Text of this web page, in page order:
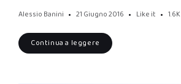
Alessio Banini 21 Giugno 2016 Like it 1.6K
Continua a leggere